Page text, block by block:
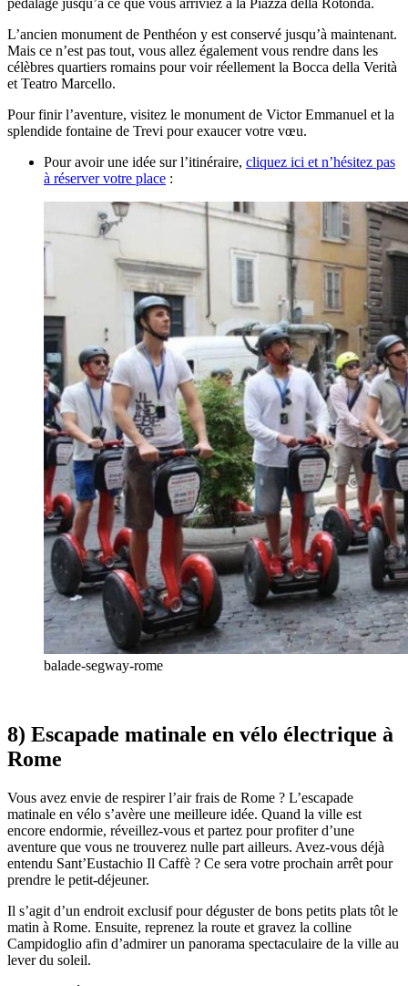
L’ancien monument de Penthéon y est conservé jusqu’à maintenant.
Mais ce n’est pas tout, vous allez également vous rendre dans les
célèbres quartiers romains pour voir réellement la Bocca della Verità
et Teatro Marcello.
Pour finir l’aventure, visitez le monument de Victor Emmanuel et la
splendide fontaine de Trevi pour exaucer votre vœu.
Pour avoir une idée sur l’itinéraire, cliquez ici et n’hésitez pas
à réserver votre place :
balade-segway-rome
8) Escapade matinale en vélo électrique à
Rome
Vous avez envie de respirer l’air frais de Rome ? L’escapade
matinale en vélo s’avère une meilleure idée. Quand la ville est
encore endormie, réveillez-vous et partez pour profiter d’une
aventure que vous ne trouverez nulle part ailleurs. Avez-vous déjà
entendu Sant’Eustachio Il Caffè ? Ce sera votre prochain arrêt pour
prendre le petit-déjeuner.
Il s’agit d’un endroit exclusif pour déguster de bons petits plats tôt le
matin à Rome. Ensuite, reprenez la route et gravez la colline
Campidoglio afin d’admirer un panorama spectaculaire de la ville au
lever du soleil.